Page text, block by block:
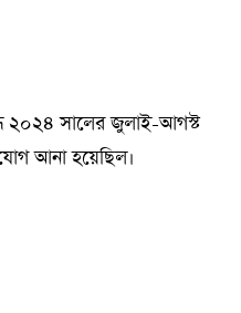
২০২৪ সালের জুলাই-আগস্ট
আনা হয়েছিল।